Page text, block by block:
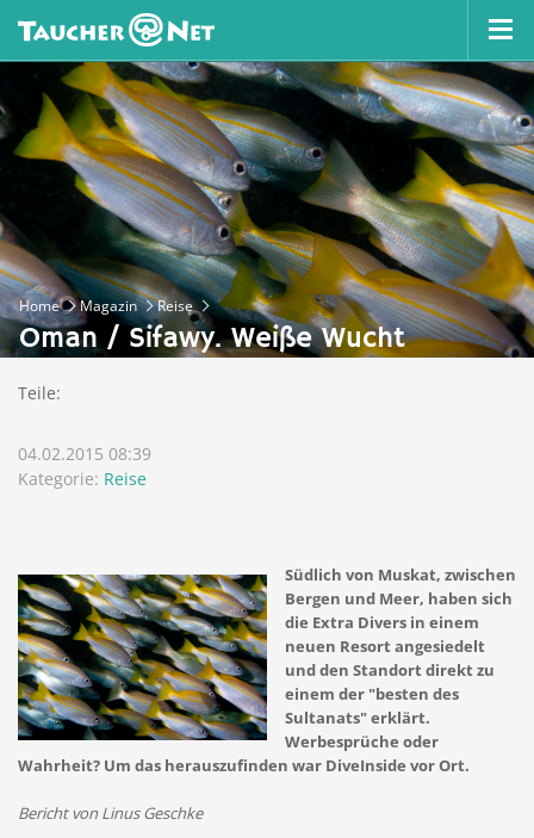
Home Magazin Reise
Oman / Sifawy. Weiße Wucht
Teile:
04.02.2015 08:39
Kategorie: Reise
Südlich von Muskat, zwischen
Bergen und Meer, haben sich
die Extra Divers in einem
neuen Resort angesiedelt
und den Standort direkt zu
einem der "besten des
Sultanats" erklärt.
Werbesprüche oder
Wahrheit? Um das herauszufinden war DiveInside vor Ort.
Bericht von Linus Geschke